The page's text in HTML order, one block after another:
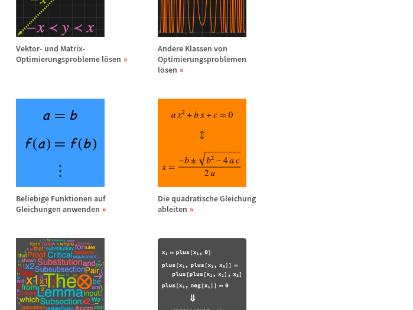
Vektor- und Matrix-
Optimierungsprobleme lösen
Andere Klassen von
Optimierungsproblemen
lösen
Beliebige Funktionen auf
Gleichungen anwenden
Die quadratische Gleichung
ableiten